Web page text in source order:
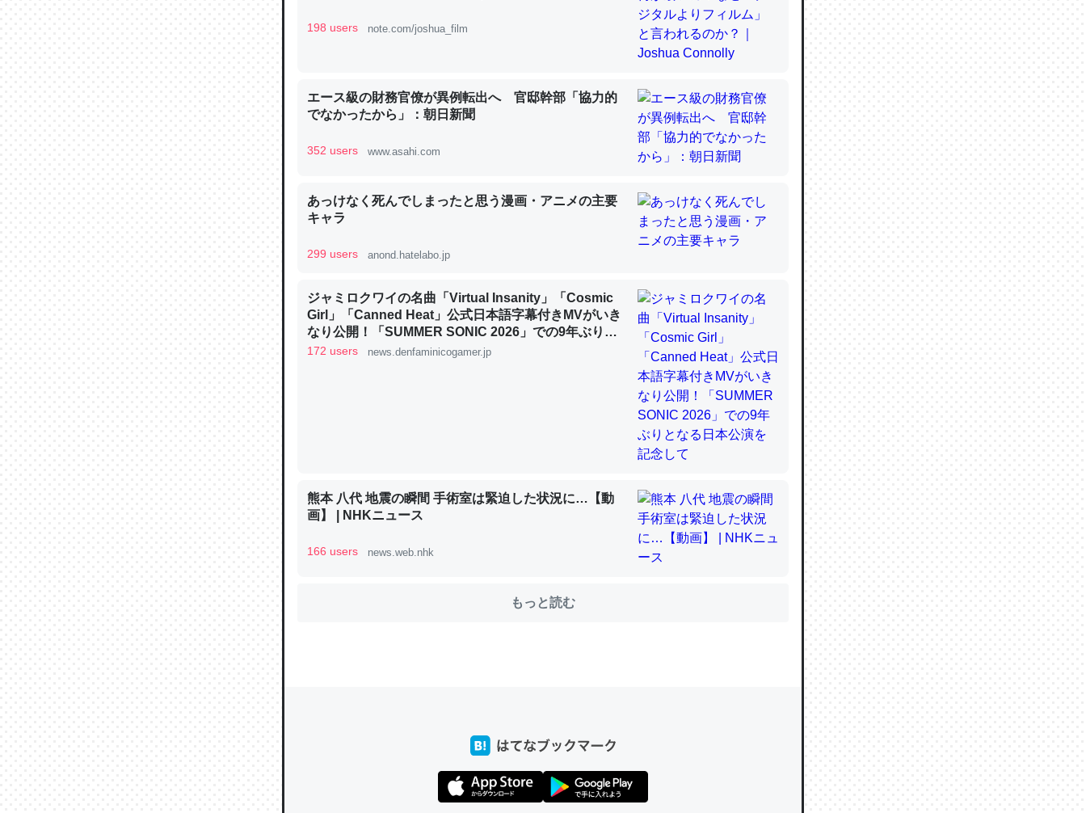
昆虫ってカルシウム少ないのか。知らんかった。調べたらコオロギのカルシウム分はエビ
─ニュース :: 【研究発表】昆虫学の大問題＝「昆虫はなぜ海にいないのか」に関する新仮説
論文では「淡水はカルシウムも酸素も不足してて両方に不利だから両方が拮抗してるので
は」とあって面白い。海にいる鋏角類（カブトガニ・ウミグモ）はカルシウムを使わずキ
─ニュース :: 【研究発表】昆虫学の大問題＝「昆虫はなぜ海にいないのか」に関する新仮説
これを元に考えるとカルシウムを大量に使う脊椎動物と貝類は苦労してるんだな…。腹足
─ニュース :: 【研究発表】昆虫学の大問題＝「昆虫はなぜ海にいないのか」に関する新仮説
ウチもEchoを実家に置いて４年。でたまに覗いてる。ぼちぼちRingも置こうかと画策
中。あと、Googleマップで位置情報を共有してる。電池残量や充電中かが分かるのでこ
れ見て生きてるなって分かる。
を実質100倍以上に伸ばす効果があるはず……
─たまにLINEするくらいだった遠方の父67歳と僕。ITツール導入でコミュニケーションが劇的に変化し
198 users note.com/joshua_film
エース級の財務官僚が異例転出へ 官邸幹部「協力的
でなかったから」：朝日新聞
352 users www.asahi.com
あっけなく死んでしまったと思う漫画・アニメの主要
キャラ
299 users anond.hatelabo.jp
ジャミロクワイの名曲「Virtual Insanity」「Cosmic
Girl」「Canned Heat」公式日本語字幕付きMVがいき
なり公開！「SUMMER SONIC 2026」での9年ぶりと
なる日本公演を記念して
172 users news.denfaminicogamer.jp
熊本 八代 地震の瞬間 手術室は緊迫した状況に…【動
画】 | NHKニュース
166 users news.web.nhk
もっと読む